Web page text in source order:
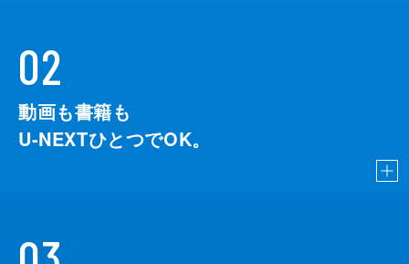
02
動画も書籍も
U-NEXTひとつでOK。